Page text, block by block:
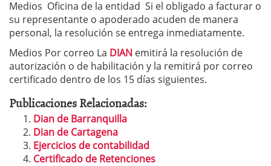
Medios Oficina de la entidad Si el obligado a facturar o
su representante o apoderado acuden de manera
personal, la resolución se entrega inmediatamente.
Medios Por correo La DIAN emitirá la resolución de
autorización o de habilitación y la remitirá por correo
certificado dentro de los 15 días siguientes.
Publicaciones Relacionadas:
Dian de Barranquilla
Dian de Cartagena
Ejercicios de contabilidad
Certificado de Retenciones